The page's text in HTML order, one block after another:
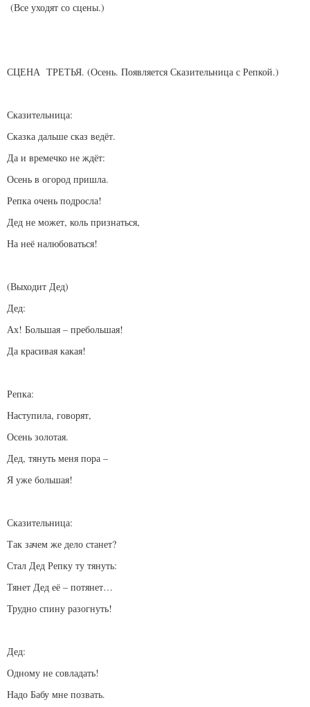
(Все уходят со сцены.)
СЦЕНА ТРЕТЬЯ. (Осень. Появляется Сказительница с Репкой.)
Сказительница:
Сказка дальше сказ ведёт.
Да и времечко не ждёт:
Осень в огород пришла.
Репка очень подросла!
Дед не может, коль признаться,
На неё налюбоваться!
(Выходит Дед)
Дед:
Ах! Большая – пребольшая!
Да красивая какая!
Репка:
Наступила, говорят,
Осень золотая.
Дед, тянуть меня пора –
Я уже большая!
Сказительница:
Так зачем же дело станет?
Стал Дед Репку ту тянуть:
Тянет Дед её – потянет…
Трудно спину разогнуть!
Дед:
Одному не совладать!
Надо Бабу мне позвать.